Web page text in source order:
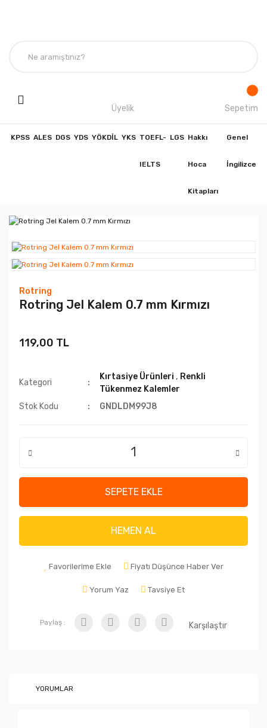
Üyelik Sepetim
KPSS ALES DGS YDS YÖKDİL YKS TOEFL-
IELTS
LGS Hakkı
Hoca
Kitapları
Genel
İngilizce
Rotring
Rotring Jel Kalem 0.7 mm Kırmızı
119,00 TL
Kategori
Kırtasiye Ürünleri , Renkli
Tükenmez Kalemler
Stok Kodu
GNDLDM99J8
SEPETE EKLE
HEMEN AL
Favorilerime Ekle Fiyatı Düşünce Haber Ver
Yorum Yaz Tavsiye Et
Paylaş : Karşılaştır
YORUMLAR